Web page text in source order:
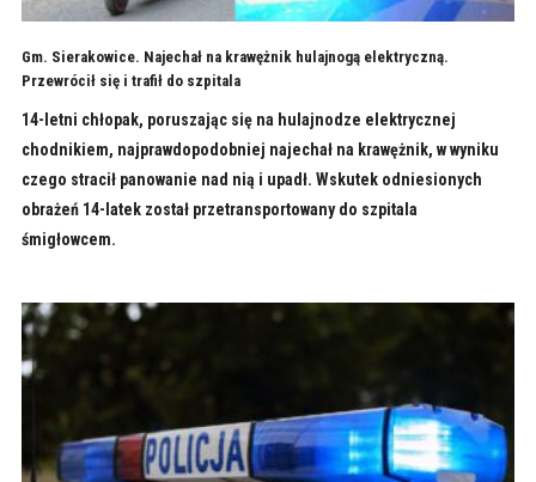
Gm. Sierakowice. Najechał na krawężnik hulajnogą elektryczną.
Przewrócił się i trafił do szpitala
14-letni chłopak, poruszając się na hulajnodze elektrycznej
chodnikiem, najprawdopodobniej najechał na krawężnik, w wyniku
czego stracił panowanie nad nią i upadł. Wskutek odniesionych
obrażeń 14-latek został przetransportowany do szpitala
śmigłowcem.